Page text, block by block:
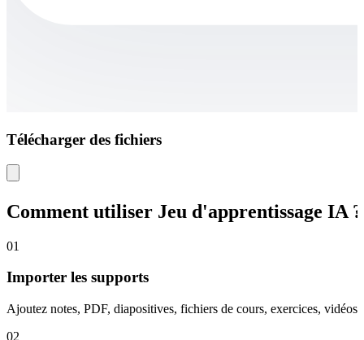
Télécharger des fichiers
Comment utiliser Jeu d'apprentissage IA ?
01
Importer les supports
Ajoutez notes, PDF, diapositives, fichiers de cours, exercices, vidéos
02